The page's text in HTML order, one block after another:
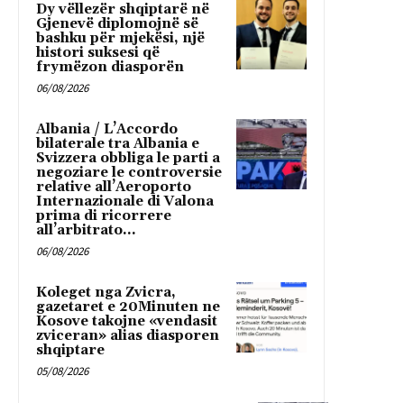
Dy vëllezër shqiptarë në
Gjenevë diplomojnë së
bashku për mjekësi, një
histori suksesi që
frymëzon diasporën
06/08/2026
Albania / L’Accordo
bilaterale tra Albania e
Svizzera obbliga le parti a
negoziare le controversie
relative all’Aeroporto
Internazionale di Valona
prima di ricorrere
all’arbitrato...
06/08/2026
Koleget nga Zvicra,
gazetaret e 20Minuten ne
Kosove takojne «vendasit
zviceran» alias diasporen
shqiptare
05/08/2026